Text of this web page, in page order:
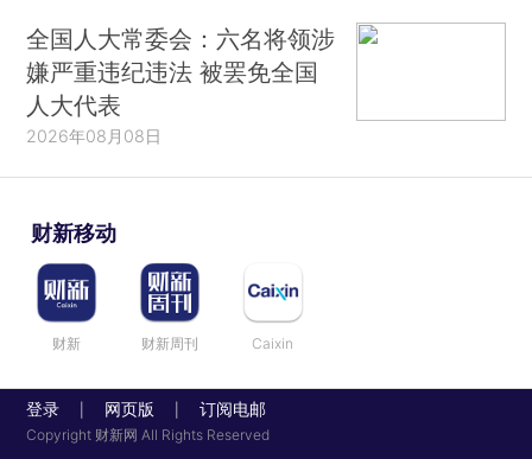
全国人大常委会：六名将领涉
嫌严重违纪违法 被罢免全国
人大代表
2026年08月08日
财新移动
财新 财新周刊 Caixin
登录 网页版 订阅电邮
Copyright 财新网 All Rights Reserved